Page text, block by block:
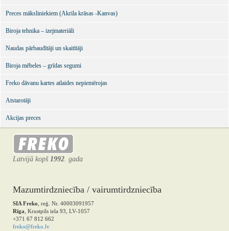
Preces māksliniekiem (Akrila krāsas -Kanvas)
Biroja tehnika – izejmateriāli
Naudas pārbaudītāji un skaitītāji
Biroja mēbeles – grīdas segumi
Freko dāvanu kartes atlaides nepiemērojas
Atstarotāji
Akcijas preces
Latvijā kopš 1992. gada
Mazumtirdzniecība / vairumtirdzniecība
SIA Freko , reģ. Nr. 40003091957
Rīga , Krustpils iela 93, LV-1057
+371 67 812 662
freko@freko.lv